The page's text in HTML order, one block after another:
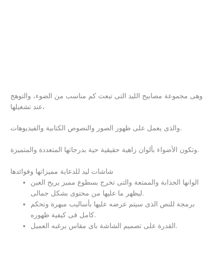
وهى مجموعة مصابيح الليد التى تبعث كم مناسب من الضوء، والتوهج
عند تشغيلها،
والذى يعمل على ظهور الصور والنصوص الكتابية والفيديوهات.
وتكون الأضواء بألوان زاهية حقيقية حية بدرجاتها المتعددة والمتميزة.
شاشات ليد للدعاية مميزاتها وفوائدها
الوانها الجذابة والممتعة والتى تخرج بسطوع مميز يريح العين
ليظهر ما عليها من محتوى بشكل جمالى.
برمجة للنص الذى سيتم عرضه عليها بأساليب مبهرة وتحكم
كامل فى كيفية ظهوره.
القدرة على تصميم الشاشة باى مقاس يرغبه العميل.